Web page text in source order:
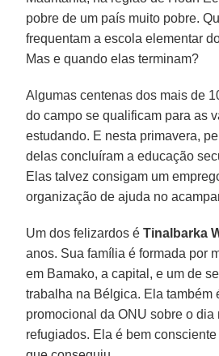
pobre de um país muito pobre.
frequentam a escola elementar
Mas e quando elas terminam?
Algumas centenas dos mais de
do campo se qualificam para as
estudando. E nesta primavera,
delas concluíram a educação
Elas talvez consigam um
organização de ajuda no
Um dos felizardos éTinalbarka
anos. Sua família é formada por
em Bamako, a capital, e um de
trabalha na Bélgica. Ela também
promocional da ONU sobre o dia
refugiados. Ela é bem